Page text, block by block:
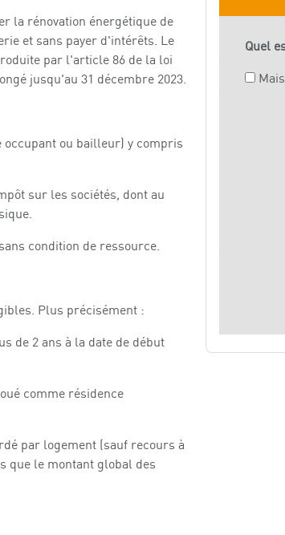
la rénovation énergétique de
et sans payer d'intérêts. Le
par l'article 86 de la loi
jusqu'au 31 décembre 2023.
ou bailleur) y compris
sur les sociétés, dont au
condition de ressource.
Plus précisément :
de 2 ans à la date de début
comme résidence
par logement (sauf recours à
que le montant global des